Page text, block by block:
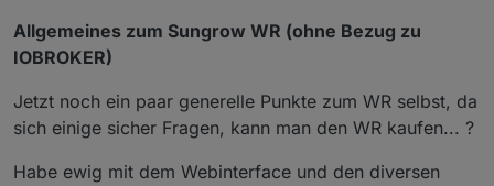
Allgemeines zum Sungrow WR (ohne Bezug zu
IOBROKER)
Jetzt noch ein paar generelle Punkte zum WR selbst, da
sich einige sicher Fragen, kann man den WR kaufen... ?
Habe ewig mit dem Webinterface und den diversen